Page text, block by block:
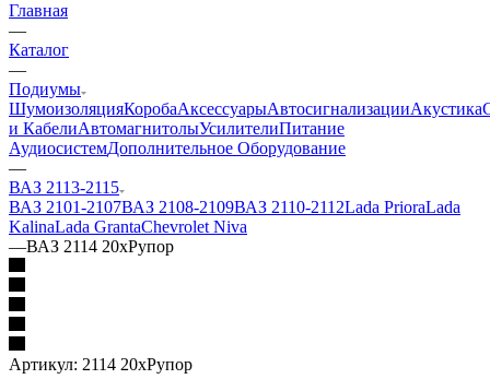
Главная
—
Каталог
—
Подиумы
ШумоизоляцияКоробаАксессуарыАвтосигнализацииАкустика
и КабелиАвтомагнитолыУсилителиПитание
АудиосистемДополнительное Оборудование
—
ВАЗ 2113-2115
ВАЗ 2101-2107ВАЗ 2108-2109ВАЗ 2110-2112Lada PrioraLada
KalinaLada GrantaChevrolet Niva
—ВАЗ 2114 20xРупор
Артикул: 2114 20xРупор